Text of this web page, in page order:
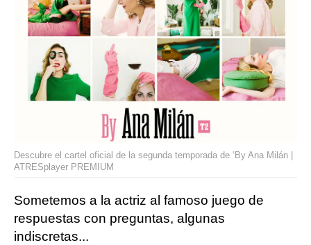
Descubre el cartel oficial de la segunda temporada de ‘By Ana Milán |
ATRESplayer PREMIUM
Sometemos a la actriz al famoso juego de
respuestas con preguntas, algunas
indiscretas...